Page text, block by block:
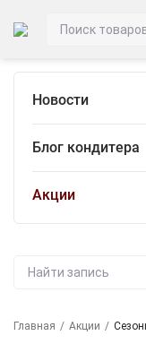
Новости
Блог кондитера
Акции
Главная / Акции /